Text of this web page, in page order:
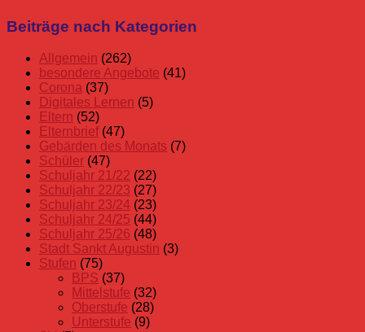
Allgemein
Schuljahr
MendenRevanSchwimmbadSchwimmen
Beiträge nach Kategorien
Allgemein (262)
besondere Angebote (41)
Corona (37)
Digitales Lernen (5)
Eltern (52)
Elternbrief(47)
Gebärden des Monats (7)
Schüler (47)
Schuljahr 21/22 (22)
Schuljahr 22/23 (27)
Schuljahr 23/24 (23)
Schuljahr 24/25 (44)
Schuljahr 25/26 (48)
Stadt Sankt Augustin (3)
Stufen (75)
BPS (37)
Mittelstufe (32)
Oberstufe (28)
Unterstufe (9)